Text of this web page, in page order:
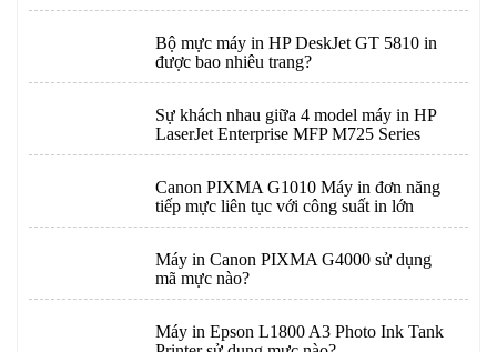
Bộ mực máy in HP DeskJet GT 5810 in
được bao nhiêu trang?
Sự khách nhau giữa 4 model máy in HP
LaserJet Enterprise MFP M725 Series
Canon PIXMA G1010 Máy in đơn năng
tiếp mực liên tục với công suất in lớn
Máy in Canon PIXMA G4000 sử dụng
mã mực nào?
Máy in Epson L1800 A3 Photo Ink Tank